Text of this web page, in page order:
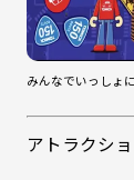
みんなでいっしょ
アトラクシ